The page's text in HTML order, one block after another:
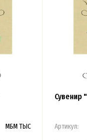
МБМ ТЫС
Сувенир
Артикул: